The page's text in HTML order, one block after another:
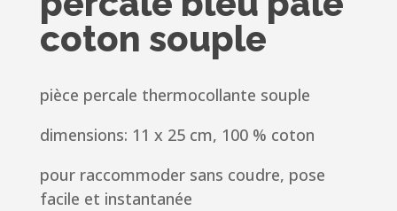
coton souple
pièce percale thermocollante souple
dimensions: 11 x 25 cm, 100 % coton
pour raccommoder sans coudre, pose
facile et instantanée